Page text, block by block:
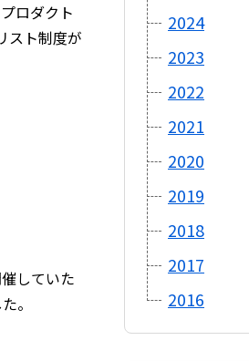
ロダクト
スト制度が
していた
。
2024
2023
2022
2021
2020
2019
2018
2017
2016